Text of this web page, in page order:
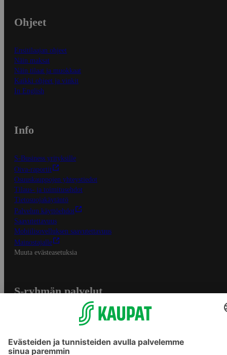
Ohjeet
Ensitilaajan ohjeet
Näin maksat
Näin tilaat ja muokkaat
Kaikki ohjeet ja vinkit
In English
Info
S-Business yrityksille
Oiva-raportit
Osuuskauppojen yhteystiedot
Tilaus- ja toimitusehdot
Tietosuojakäytäntö
Palvelun käyttöehdot
Saavutettavuus
Mobiilisovelluksen saavutettavuus
Mainostajalle
Muuta evästeasetuksia
S-ryhmän palvelut
Yhteishyvä Ruoka -sovellus